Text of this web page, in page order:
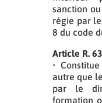
sanction
régie par
8 du code
Article R.
•
autre que
par le
formation